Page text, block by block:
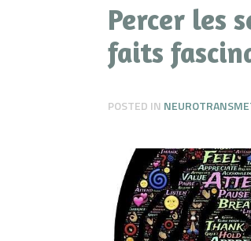
Percer les
faits
POSTED IN